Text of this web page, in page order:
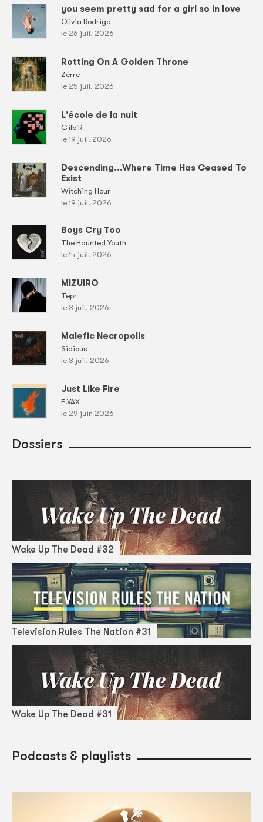
you seem pretty sad for a girl so in love
Olivia Rodrigo
le 26 juil. 2026
Rotting On A Golden Throne
Zerre
le 25 juil. 2026
L'école de la nuit
Gilb'R
le 19 juil. 2026
Descending...Where Time Has Ceased To
Exist
Witching Hour
le 19 juil. 2026
Boys Cry Too
The Haunted Youth
le 14 juil. 2026
MIZUIRO
Tepr
le 3 juil. 2026
Malefic Necropolis
Sidious
le 3 juil. 2026
Just Like Fire
E.VAX
le 29 juin 2026
Dossiers
Wake Up The Dead #32
Television Rules The Nation #31
Wake Up The Dead #31
Podcasts & playlists